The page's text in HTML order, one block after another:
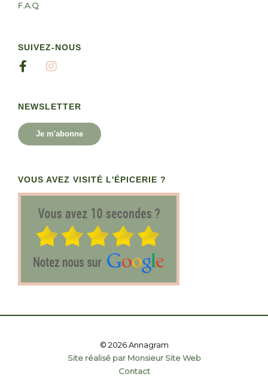
F.A.Q
SUIVEZ-NOUS
NEWSLETTER
Je m'abonne
VOUS AVEZ VISITÉ L'ÉPICERIE ?
© 2026 Annagram
Site réalisé par Monsieur Site Web
Contact